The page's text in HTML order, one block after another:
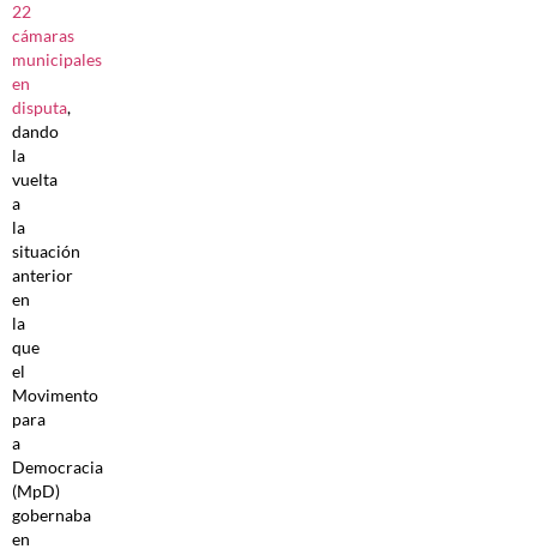
22
cámaras
municipales
en
disputa,
dando
la
vuelta
a
la
situación
anterior
en
la
que
el
Movimento
para
a
Democracia
(MpD)
gobernaba
en